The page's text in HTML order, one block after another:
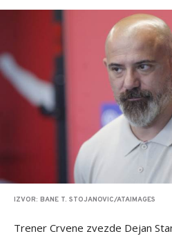
IZVOR: BANE T. STOJANOVIC/ATAIMAGES
Trener Crvene zvezde Dejan